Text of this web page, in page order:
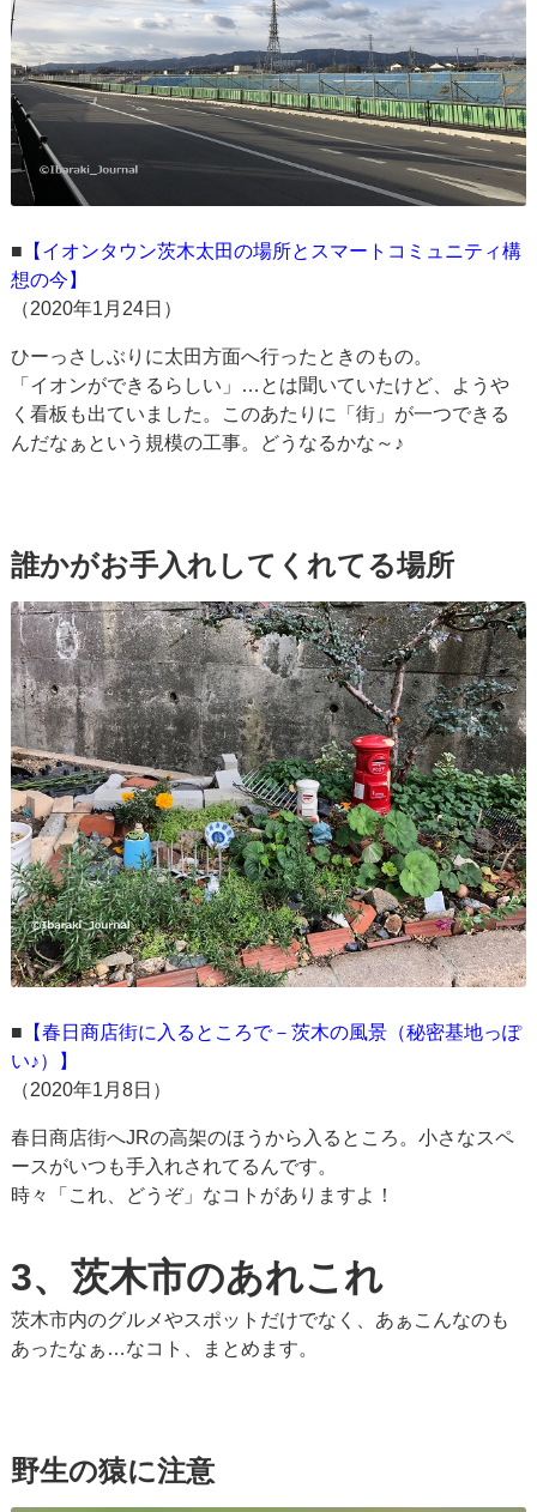
■ 【イオンタウン茨木太田の場所とスマートコミュニティ構
想の今】
（2020年1月24日）
ひーっさしぶりに太田方面へ行ったときのもの。
「イオンができるらしい」…とは聞いていたけど、ようや
く看板も出ていました。このあたりに「街」が一つできる
んだなぁという規模の工事。どうなるかな～♪
誰かがお手入れしてくれてる場所
■ 【春日商店街に入るところで－茨木の風景（秘密基地っぽ
い♪）】
（2020年1月8日）
春日商店街へJRの高架のほうから入るところ。小さなスペ
ースがいつも手入れされてるんです。
時々「これ、どうぞ」なコトがありますよ！
3、茨木市のあれこれ
茨木市内のグルメやスポットだけでなく、あぁこんなのも
あったなぁ…なコト、まとめます。
野生の猿に注意